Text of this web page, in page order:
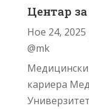
Центар
Ное 24, 2025
@mk
Медицински
кариера